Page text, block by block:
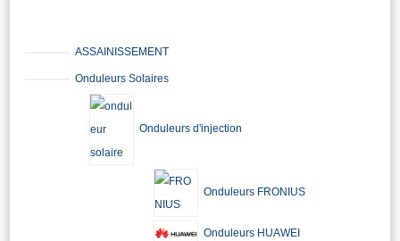
ASSAINISSEMENT
Onduleurs Solaires
Onduleurs d'injection
Onduleurs FRONIUS
Onduleurs HUAWEI